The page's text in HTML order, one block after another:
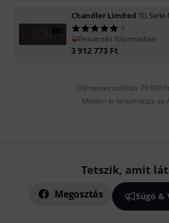
Chandler Limited TG
1
Beszerzés folyamatban
3 912 773 Ft
Díjmentes szállítás 79 000
Minden ár tartalmazza az
Tetszik, amit
Megosztás Súgó &